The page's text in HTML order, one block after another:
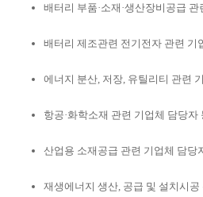
배터리 부품·소재·생산장비공급
배터리 제조관련 전기전자 관련 기
에너지 분산, 저장, 유틸리티 관련
항공·화학소재 관련 기업체 담당자
산업용 소재공급 관련 기업체 담당
재생에너지 생산, 공급 및 설치시